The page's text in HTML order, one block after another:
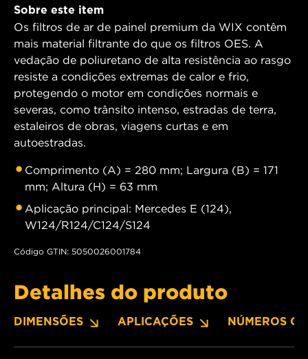
Sobre este item
Os filtros de ar de painel premium da WIX contêm
mais material filtrante do que os filtros OES. A
vedação de poliuretano de alta resistência ao rasgo
resiste a condições extremas de calor e frio,
protegendo o motor em condições normais e
severas, como trânsito intenso, estradas de terra,
estaleiros de obras, viagens curtas e em
autoestradas.
Comprimento (A) = 280 mm; Largura (B) = 171
mm; Altura (H) = 63 mm
Aplicação principal: Mercedes E (124),
W124/R124/C124/S124
Código GTIN: 5050026001784
Detalhes do produto
DIMENSÕES APLICAÇÕES NÚMEROS OE